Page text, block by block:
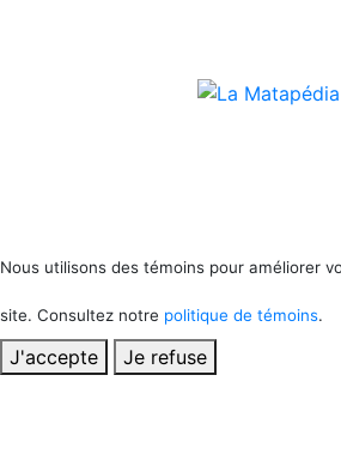
Nous utilisons des témoins pour améliorer
site. Consultez notre politique de témoins.
J'accepte Je refuse